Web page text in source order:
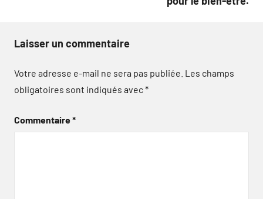
Laisser un commentaire
Votre adresse e-mail ne sera pas publiée. Les champs
obligatoires sont indiqués avec*
Commentaire*